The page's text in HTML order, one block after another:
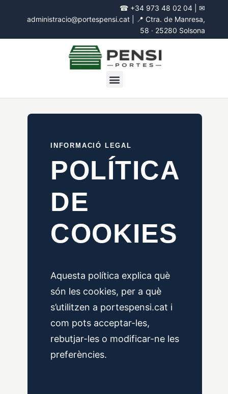
☎ +34 973 48 02 04 | ✉
administracio@portespensi.cat | 📍 Ctra. de Manresa,
58 · 25280 Solsona
INFORMACIÓ LEGAL
POLÍTICA
DE
COOKIES
Aquesta política explica què
són les cookies, per a què
s’utilitzen a portespensi.cat i
com pots acceptar-les,
rebutjar-les o modificar-ne les
preferències.